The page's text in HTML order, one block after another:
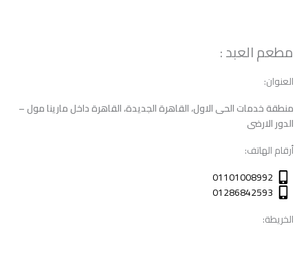
مطعم العبد :
العنوان:
منطقة خدمات الحى الاول، القاهرة الجديدة، القاهرة داخل مارينا مول –
الدور الارضى
أرقام الهاتف:
01101008992
01286842593
الخريطة: